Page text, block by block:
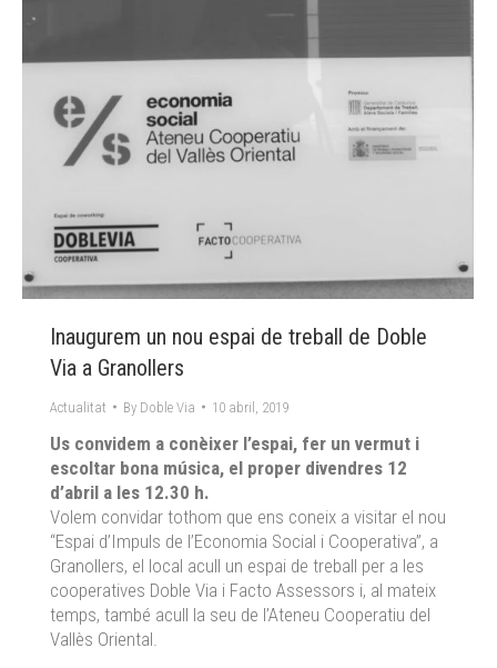
Inaugurem un nou espai de treball de Doble
Via a Granollers
Actualitat By Doble Via 10 abril, 2019
Us convidem a conèixer l’espai, fer un vermut i
escoltar bona música, el proper divendres 12
d’abril a les 12.30 h.
Volem convidar tothom que ens coneix a visitar el nou
“Espai d’Impuls de l’Economia Social i Cooperativa”, a
Granollers, el local acull un espai de treball per a les
cooperatives Doble Via i Facto Assessors i, al mateix
temps, també acull la seu de l’Ateneu Cooperatiu del
Vallès Oriental.